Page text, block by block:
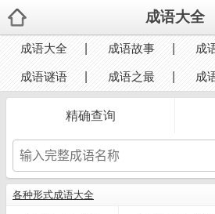
成语大全
成语大全 成语故事 成
成语谜语 成语之最 成
精确查询
各种形式成语大全